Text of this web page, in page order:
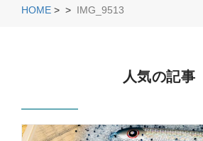
HOME > > IMG_9513
人気の記事